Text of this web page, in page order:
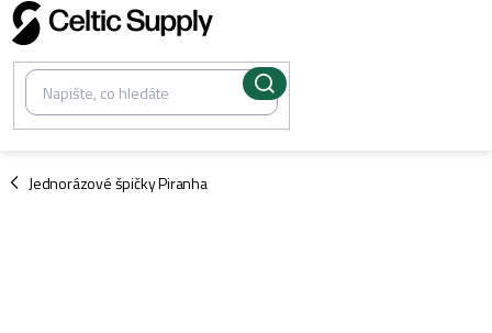
Přejít
na
obsah
Jednorázové špičky Piranha
/